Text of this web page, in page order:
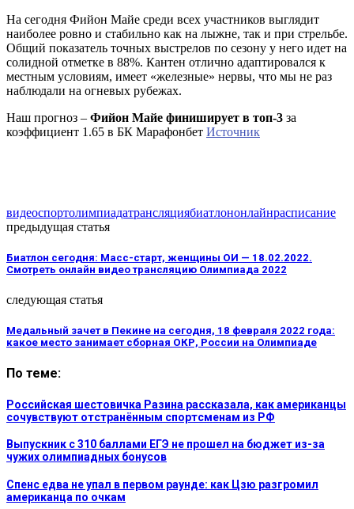
На сегодня Фийон Майе среди всех участников выглядит
наиболее ровно и стабильно как на лыжне, так и при стрельбе.
Общий показатель точных выстрелов по сезону у него идет на
солидной отметке в 88%. Кантен отлично адаптировался к
местным условиям, имеет «железные» нервы, что мы не раз
наблюдали на огневых рубежах.
Наш прогноз – Фийон Майе финиширует в топ-3 за
коэффициент 1.65 в БК Марафонбет Источник
видеоспортолимпиадатрансляциябиатлононлайнрасписание
предыдущая статья
Биатлон сегодня: Масс-старт, женщины ОИ — 18.02.2022.
Смотреть онлайн видео трансляцию Олимпиада 2022
следующая статья
Медальный зачет в Пекине на сегодня, 18 февраля 2022 года:
какое место занимает сборная ОКР, России на Олимпиаде
По теме:
Российская шестовичка Разина рассказала, как американцы
сочувствуют отстранённым спортсменам из РФ
Выпускник с 310 баллами ЕГЭ не прошел на бюджет из-за
чужих олимпиадных бонусов
Спенс едва не упал в первом раунде: как Цзю разгромил
американца по очкам